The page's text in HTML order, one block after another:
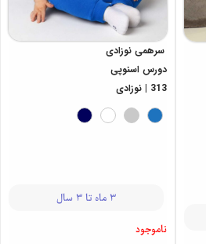
سرهمی نوزادی
دورس اسنوپی
313 | نوزادی
3 ماه تا 3 سال
ناموجود